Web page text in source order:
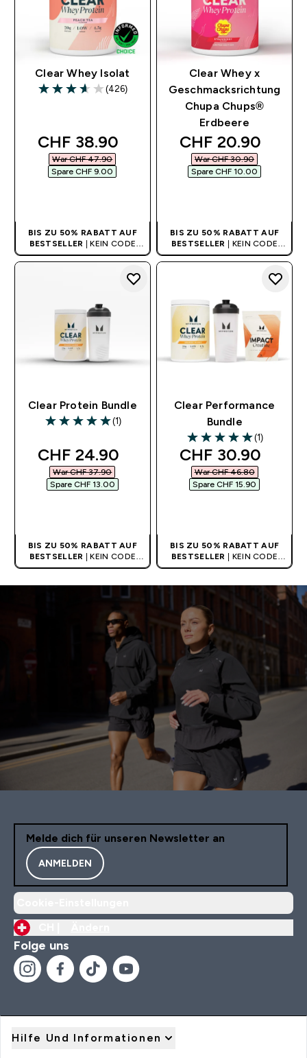
Clear Whey Isolat
3.65 out of 5 stars
(426)
discounted price
CHF 38.90‎
War CHF 47.90‎
Spare CHF 9.00‎
BIS ZU 50% RABATT AUF
BESTSELLER
| KEIN CODE
BENÖTIGT
Clear Whey x
Geschmacksrichtung
Chupa Chups®
Erdbeere
discounted price
CHF 20.90‎
War CHF 30.90‎
Spare CHF 10.00‎
BIS ZU 50% RABATT AUF
BESTSELLER
| KEIN CODE
BENÖTIGT
Clear Protein Bundle
5 out of 5 stars
(1)
discounted price
CHF 24.90‎
War CHF 37.90‎
Spare CHF 13.00‎
BIS ZU 50% RABATT AUF
BESTSELLER
| KEIN CODE
BENÖTIGT
Clear Performance
Bundle
5 out of 5 stars
(1)
discounted price
CHF 30.90‎
War CHF 46.80‎
Spare CHF 15.90‎
BIS ZU 50% RABATT AUF
BESTSELLER
| KEIN CODE
BENÖTIGT
Melde dich für unseren Newsletter an
ANMELDEN
Folge uns
Hilfe Und Informationen